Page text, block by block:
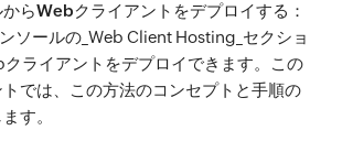
らWebクライアントをデプロイする：
ソールの_Web Client Hosting_セクショ
クライアントをデプロイできます。この
トでは、この方法のコンセプトと手順の
す。